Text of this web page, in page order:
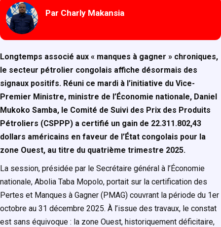
Par Charly Makansia
Longtemps associé aux « manques à gagner » chroniques,
le secteur pétrolier congolais affiche désormais des
signaux positifs. Réuni ce mardi à l’initiative du Vice-
Premier Ministre, ministre de l’Économie nationale, Daniel
Mukoko Samba, le Comité de Suivi des Prix des Produits
Pétroliers (CSPPP) a certifié un gain de 22.311.802,43
dollars américains en faveur de l’État congolais pour la
zone Ouest, au titre du quatrième trimestre 2025.
La session, présidée par le Secrétaire général à l’Économie
nationale, Abolia Taba Mopolo, portait sur la certification des
Pertes et Manques à Gagner (PMAG) couvrant la période du 1er
octobre au 31 décembre 2025. À l’issue des travaux, le constat
est sans équivoque : la zone Ouest, historiquement déficitaire,